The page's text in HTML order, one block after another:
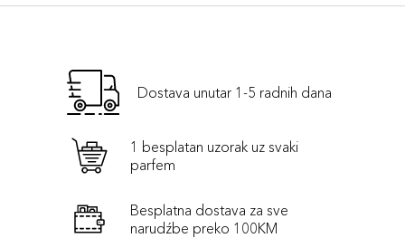
Dostava unutar 1-5 radnih dana
1 besplatan uzorak uz svaki
parfem
Besplatna dostava za sve
narudźbe preko 100KM